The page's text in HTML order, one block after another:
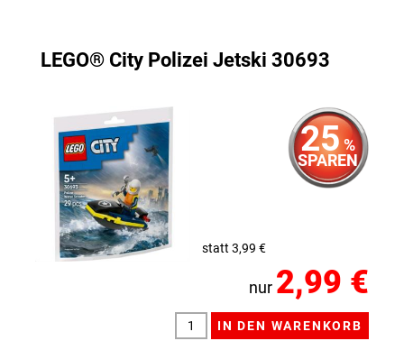
LEGO® City Polizei Jetski 30693
25 %
SPAREN
statt 3,99 €
nur 2,99 €